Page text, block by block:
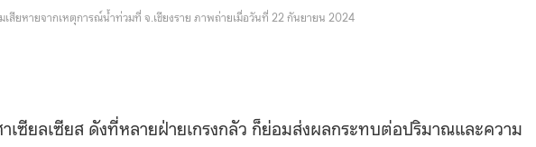
เสียหายจากเหตุการณ์น้ำท่วมที่ จ.เชียงราย ภาพถ่ายเมื่อวันที่ 22 กันยายน 2024
ซียลเซียส ดังที่หลายฝ่ายเกรงกลัว ก็ย่อมส่งผลกระทบต่อปริมาณและความ